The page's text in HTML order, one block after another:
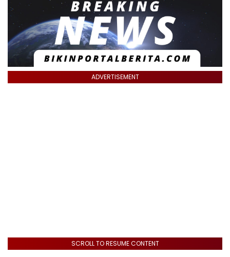
ADVERTISEMENT
SCROLL TO RESUME CONTENT